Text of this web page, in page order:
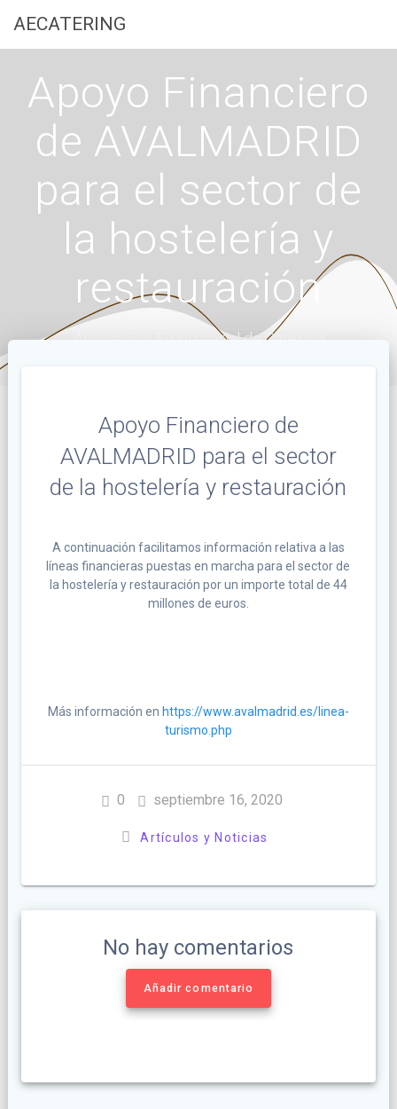
AECATERING
Apoyo Financiero
de AVALMADRID
para el sector de
la hostelería y
restauración
Asociación Empresarial de Catering
Apoyo Financiero de
AVALMADRID para el sector
de la hostelería y restauración
A continuación facilitamos información relativa a las
líneas financieras puestas en marcha para el sector de
la hostelería y restauración por un importe total de 44
millones de euros.
Más información en https://www.avalmadrid.es/linea-
turismo.php
0 septiembre 16, 2020
Artículos y Noticias
No hay comentarios
Añadir comentario